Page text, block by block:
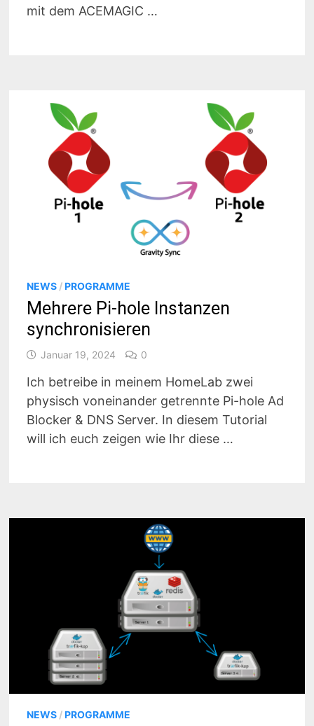
mit dem ACEMAGIC …
NEWS /PROGRAMME
Mehrere Pi-hole Instanzen
synchronisieren
Januar 19, 2024 0
Ich betreibe in meinem HomeLab zwei
physisch voneinander getrennte Pi-hole Ad
Blocker & DNS Server. In diesem Tutorial
will ich euch zeigen wie Ihr diese …
NEWS /PROGRAMME